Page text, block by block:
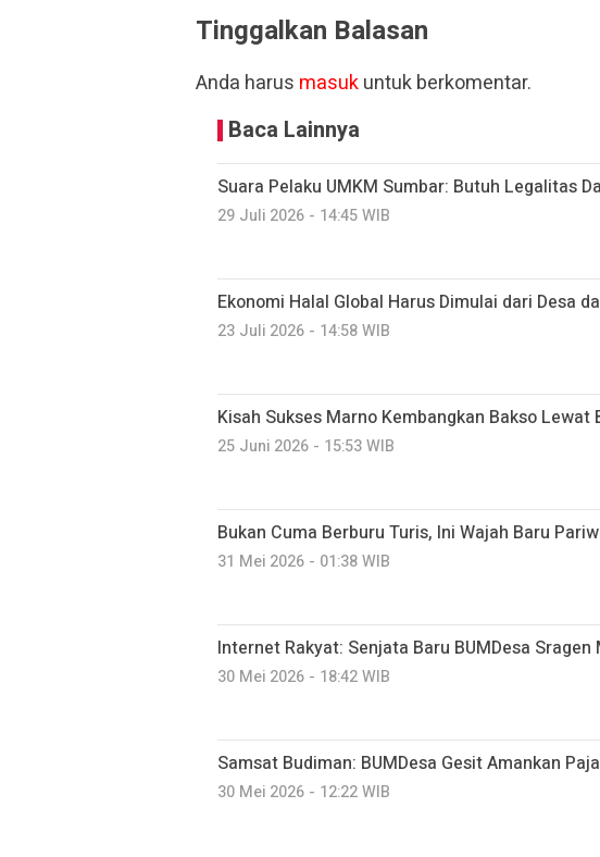
Tinggalkan Balasan
Anda harus masukuntuk berkomentar.
Baca Lainnya
Suara Pelaku UMKM Sumbar: Butuh Legalitas
29 Juli 2026 - 14:45 WIB
Ekonomi Halal Global Harus Dimulai dari Desa
23 Juli 2026 - 14:58 WIB
Kisah Sukses Marno Kembangkan Bakso Lewat
25 Juni 2026 - 15:53 WIB
Bukan Cuma Berburu Turis, Ini Wajah Baru
31 Mei 2026 - 01:38 WIB
Internet Rakyat: Senjata Baru BUMDesa
30 Mei 2026 - 18:42 WIB
Samsat Budiman: BUMDesa Gesit Amankan
30 Mei 2026 - 12:22 WIB